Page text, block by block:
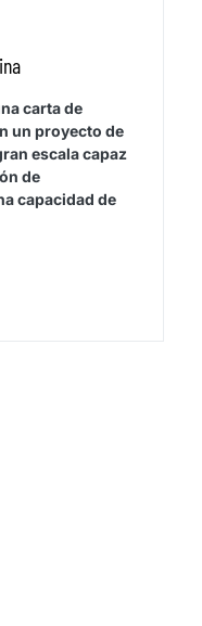
carta de
un proyecto de
escala capaz
de
capacidad de